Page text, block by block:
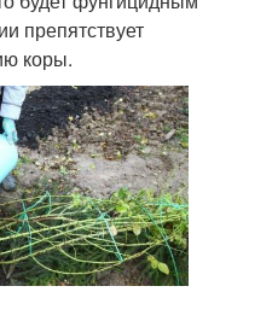
препятствует
коры.